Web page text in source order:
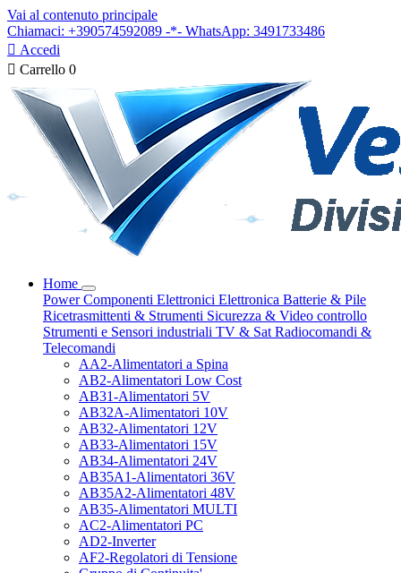
Vai al contenuto principale
Chiamaci: +390574592089 -*- WhatsApp: 3491733486
 Accedi
 Carrello 0
Home
PowerComponenti Elettronici Elettronica Batterie & Pile
Ricetrasmittenti & Strumenti Sicurezza & Video controllo
Strumenti e Sensori industriali TV & Sat Radiocomandi &
Telecomandi
AA2-Alimentatori a Spina
AB2-Alimentatori Low Cost
AB31-Alimentatori 5V
AB32A-Alimentatori 10V
AB32-Alimentatori 12V
AB33-Alimentatori 15V
AB34-Alimentatori 24V
AB35A1-Alimentatori 36V
AB35A2-Alimentatori 48V
AB35-Alimentatori MULTI
AC2-Alimentatori PC
AD2-Inverter
AF2-Regolatori di Tensione